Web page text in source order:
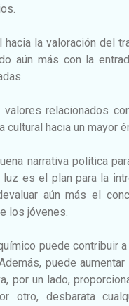
hacia la valoración del
aún más con la
relacionados
cultural hacia un mayor
narrativa política
es el plan para la
aún más el
los jóvenes.
puede contribuir
puede
por un lado,
otro, desbarata